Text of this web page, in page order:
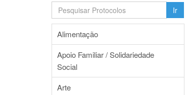
Ir
Alimentação
Apoio Familiar / Solidariedade
Social
Arte